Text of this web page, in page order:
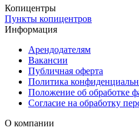
желанию можно выбрать
или фактурой. Дополнительная
или шелковая — придаёт
Удобная доставка и надёжная
Получить готовые конверты
Copy.ru, заказать доставку
либо воспользоваться срочной
готовности. Мы обеспечиваем
Копицентры
Пункты копицентров
Информация
Арендодателям
Вакансии
Публичная оферта
Политика
Положение об обработке
Согласие на обработку
О компании